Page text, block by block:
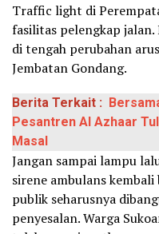
Traffic light di
fasilitas pelengkap jalan.
di tengah perubahan
Jembatan Gondang.
Berita Terkait :
Pesantren Al Azhaar
Masal
Jangan sampai lampu
sirene ambulans
publik seharusnya
penyesalan. Warga